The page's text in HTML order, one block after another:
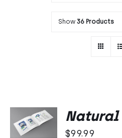
Show 36 Products
Oceniono
5.00na 5
DODAJ
DO
KOSZYKA
$99.99